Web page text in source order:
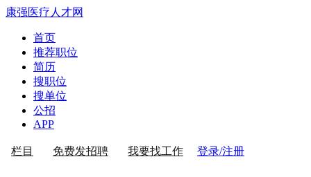
康强医疗人才网
首页
推荐职位
简历
搜职位
搜单位
公招
APP
栏目 免费发招聘 我要找工作 登录/注册